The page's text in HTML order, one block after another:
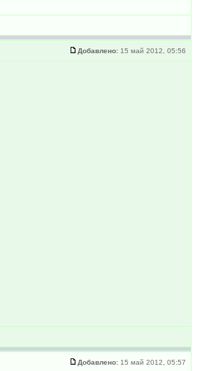
Добавлено: 15 май 2012, 05:56
Добавлено: 15 май 2012, 05:57